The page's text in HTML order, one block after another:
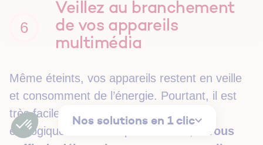
6
Veillez au branchement
de vos appareils
multimédia
Même éteints, vos appareils restent en veille
et consomment de l’énergie. Pourtant, il est
très facile de réduire leur empreinte
écologique et cette dépense inutile,
il vous
Nos solutions en 1 clic